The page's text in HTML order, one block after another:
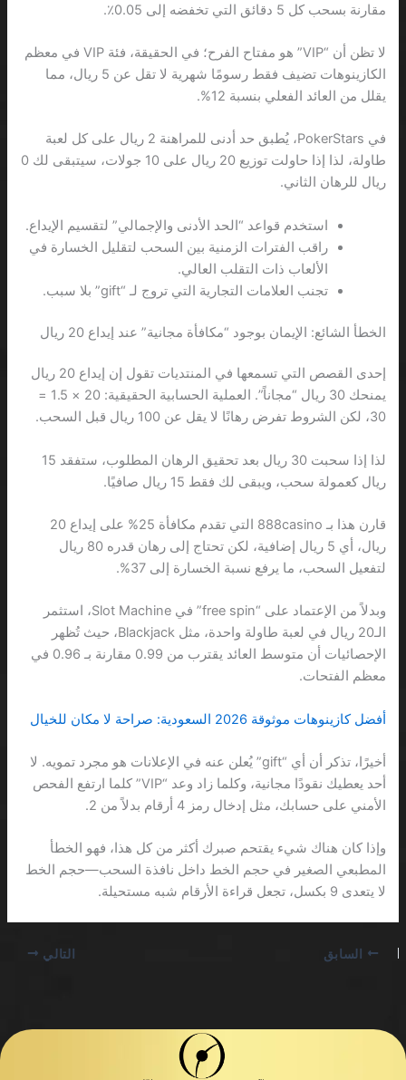
مقارنة بسحب كل 5 دقائق التي تخفضه إلى 0.05٪.
لا تظن أن “VIP” هو مفتاح الفرح؛ في الحقيقة، فئة VIP في معظم
الكازينوهات تضيف فقط رسومًا شهرية لا تقل عن 5 ريال، مما
يقلل من العائد الفعلي بنسبة 12%.
في PokerStars، يُطبق حد أدنى للمراهنة 2 ريال على كل لعبة
طاولة، لذا إذا حاولت توزيع 20 ريال على 10 جولات، سيتبقى لك 0
ريال للرهان الثاني.
استخدم قواعد “الحد الأدنى والإجمالي” لتقسيم الإيداع.
راقب الفترات الزمنية بين السحب لتقليل الخسارة في
الألعاب ذات التقلب العالي.
تجنب العلامات التجارية التي تروج لـ “gift” بلا سبب.
الخطأ الشائع: الإيمان بوجود “مكافأة مجانية” عند إيداع 20 ريال
إحدى القصص التي تسمعها في المنتديات تقول إن إيداع 20 ريال
يمنحك 30 ريال “مجاناً”. العملية الحسابية الحقيقية: 20 × 1.5 =
30، لكن الشروط تفرض رهانًا لا يقل عن 100 ريال قبل السحب.
لذا إذا سحبت 30 ريال بعد تحقيق الرهان المطلوب، ستفقد 15
ريال كعمولة سحب، ويبقى لك فقط 15 ريال صافيًا.
قارن هذا بـ 888casino التي تقدم مكافأة 25% على إيداع 20
ريال، أي 5 ريال إضافية، لكن تحتاج إلى رهان قدره 80 ريال
لتفعيل السحب، ما يرفع نسبة الخسارة إلى 37%.
وبدلاً من الإعتماد على “free spin” في Slot Machine، استثمر
الـ20 ريال في لعبة طاولة واحدة، مثل Blackjack، حيث تُظهر
الإحصائيات أن متوسط العائد يقترب من 0.99 مقارنة بـ 0.96 في
معظم الفتحات.
أفضل كازينوهات موثوقة 2026 السعودية: صراحة لا مكان للخيال
أخيرًا، تذكر أن أي “gift” يُعلن عنه في الإعلانات هو مجرد تمويه. لا
أحد يعطيك نقودًا مجانية، وكلما زاد وعد “VIP” كلما ارتفع الفحص
الأمني على حسابك، مثل إدخال رمز 4 أرقام بدلاً من 2.
وإذا كان هناك شيء يقتحم صبرك أكثر من كل هذا، فهو الخطأ
المطبعي الصغير في حجم الخط داخل نافذة السحب—حجم الخط
لا يتعدى 9 بكسل، تجعل قراءة الأرقام شبه مستحيلة.
السابق التالي